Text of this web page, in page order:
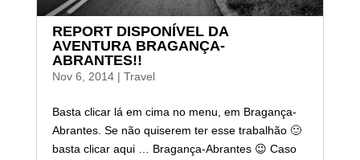
REPORT DISPONÍVEL DA
AVENTURA BRAGANÇA-
ABRANTES!!
Nov 6, 2014| Travel
Basta clicar lá em cima no menu, em Bragança-
Abrantes. Se não quiserem ter esse trabalhão 🙂
basta clicar aqui … Bragança-Abrantes 😉 Caso